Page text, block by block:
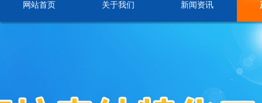
网站首页 关于我们 新闻资讯